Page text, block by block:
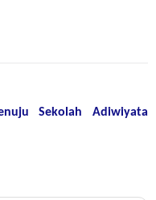
Sekolah Adiwiyata